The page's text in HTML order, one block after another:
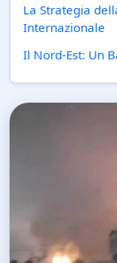
La Strategia
Internazionale
Il Nord-Est: Un